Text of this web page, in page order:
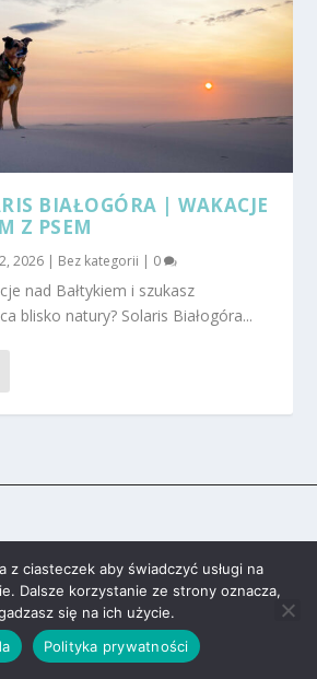
BIAŁOGÓRA | WAKACJE
Z PSEM
2026 | Bez kategorii | 0
nad Bałtykiem i szukasz
blisko natury? Solaris Białogóra...
z ciasteczek aby świadczyć usługi na
Dalsze korzystanie ze strony oznacza,
się na ich użycie.
Polityka prywatności